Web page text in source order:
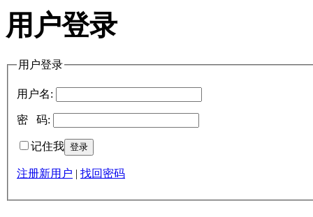
用户登录
用户登录
用户名:
密 码:
记住我
注册新用户 找回密码